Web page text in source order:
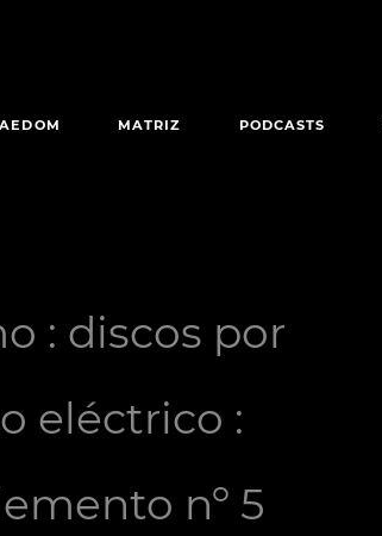
AEDOM MATRIZ PODCASTS
: discos por
eléctrico :
nº 5